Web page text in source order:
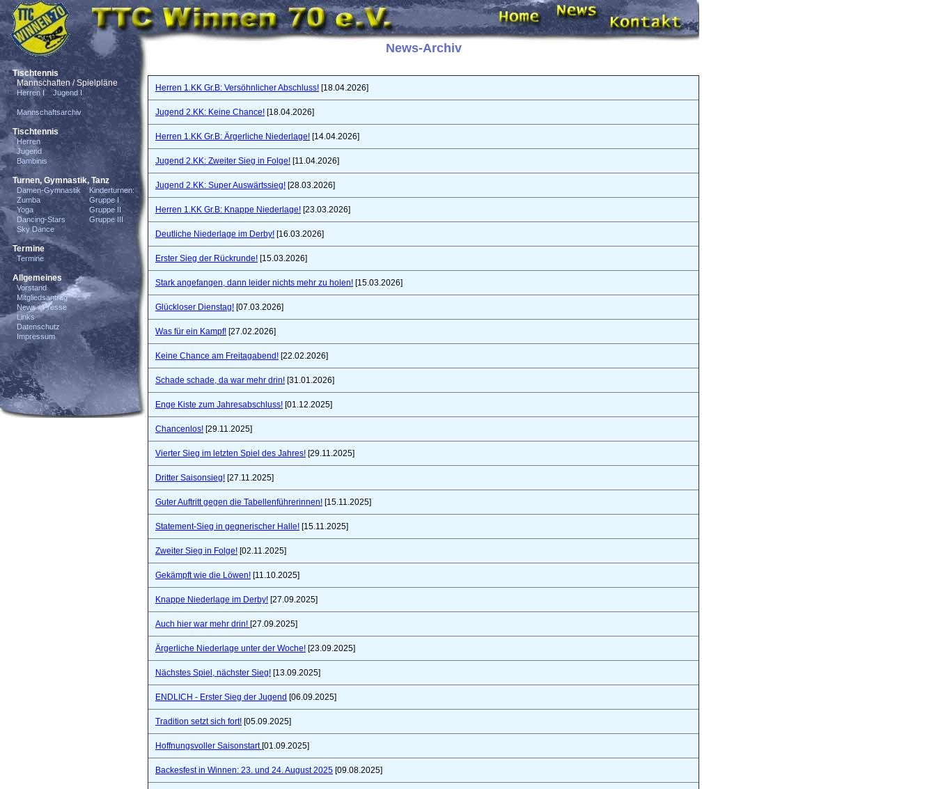
Tischtennis
Mannschaften / Spielpläne
Herren I Jugend I
Mannschaftsarchiv
Tischtennis
Herren
Jugend
Bambinis
Turnen, Gymnastik, Tanz
Damen-Gymnastik
Zumba
Yoga
Dancing-Stars
Sky Dance
Kinderturnen:
Gruppe I
Gruppe II
Gruppe III
Termine
Termine
Allgemeines
Vorstand
Mitgliedsantrag
News / Presse
Links
Datenschutz
Impressum
News-Archiv
Herren 1.KK Gr.B: Versöhnlicher Abschluss! [18.04.2026]
Jugend 2.KK: Keine Chance! [18.04.2026]
Herren 1.KK Gr.B: Ärgerliche Niederlage! [14.04.2026]
Jugend 2.KK: Zweiter Sieg in Folge! [11.04.2026]
Jugend 2.KK: Super Auswärtssieg! [28.03.2026]
Herren 1.KK Gr.B: Knappe Niederlage! [23.03.2026]
Deutliche Niederlage im Derby! [16.03.2026]
Erster Sieg der Rückrunde! [15.03.2026]
Stark angefangen, dann leider nichts mehr zu holen! [15.03.2026]
Glückloser Dienstag! [07.03.2026]
Was für ein Kampf! [27.02.2026]
Keine Chance am Freitagabend! [22.02.2026]
Schade schade, da war mehr drin! [31.01.2026]
Enge Kiste zum Jahresabschluss! [01.12.2025]
Chancenlos! [29.11.2025]
Vierter Sieg im letzten Spiel des Jahres! [29.11.2025]
Dritter Saisonsieg! [27.11.2025]
Guter Auftritt gegen die Tabellenführerinnen! [15.11.2025]
Statement-Sieg in gegnerischer Halle! [15.11.2025]
Zweiter Sieg in Folge! [02.11.2025]
Gekämpft wie die Löwen! [11.10.2025]
Knappe Niederlage im Derby! [27.09.2025]
Auch hier war mehr drin! [27.09.2025]
Ärgerliche Niederlage unter der Woche! [23.09.2025]
Nächstes Spiel, nächster Sieg! [13.09.2025]
ENDLICH - Erster Sieg der Jugend [06.09.2025]
Tradition setzt sich fort! [05.09.2025]
Hoffnungsvoller Saisonstart [01.09.2025]
Backesfest in Winnen: 23. und 24. August 2025 [09.08.2025]